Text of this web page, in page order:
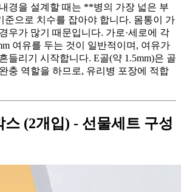
경을 설계할 때는 **병의 가장 넓은 부
준으로 치수를 잡아야 합니다. 몸통이 가
우가 많기 때문입니다. 가로·세로에 각
여유를 두는 것이 일반적이며, 여유가
들리기 시작합니다. E골(약 1.5mm)은 골
충 역할을 하므로, 유리병 포장에 적합
스 (2개입) - 선물세트 구성